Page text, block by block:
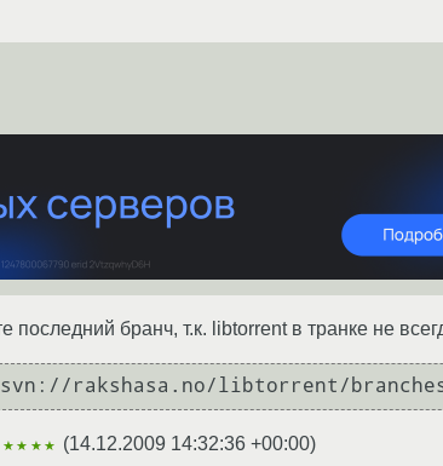
последний бранч, т.к. libtorrent в транке не
rakshasa.no/libtorrent/
(14.12.2009 14:32:36 +00:00)